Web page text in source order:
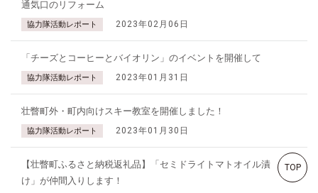
通気口のリフォーム
協力隊活動レポート 2023年02月06日
「チーズとコーヒーとバイオリン」のイベントを開催して
協力隊活動レポート 2023年01月31日
壮瞥町外・町内向けスキー教室を開催しました！
協力隊活動レポート 2023年01月30日
【壮瞥町ふるさと納税返礼品】「セミドライトマトオイル漬
け」が仲間入りします！
TOP